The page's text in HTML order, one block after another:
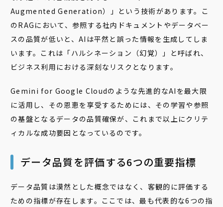
Augmented Generation）」という技術があります。こ
のRAGにおいて、参照する社内ドキュメントやデータベー
スの品質が低いと、AIは平然と誤った情報を生成してしま
います。これは「ハルシネーション（幻覚）」と呼ばれ、
ビジネス利用における深刻なリスクとなります。
Gemini for Google Cloudのような先進的なAIを最大限
に活用し、その恩恵を享受するためには、その学習や参照
の基盤となるデータの品質確保が、これまで以上にクリテ
ィカルな成功要因となっているのです。
データ品質を評価する6つの重要指標
データ品質は漠然とした概念ではなく、客観的に評価する
ための指標が存在します。ここでは、最も代表的な6つの指